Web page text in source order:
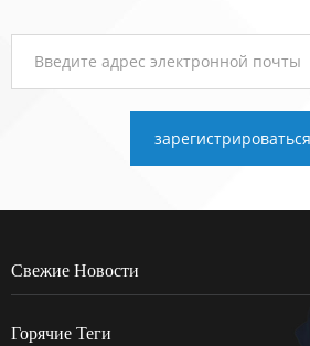
Свежие Новости
Горячие Теги